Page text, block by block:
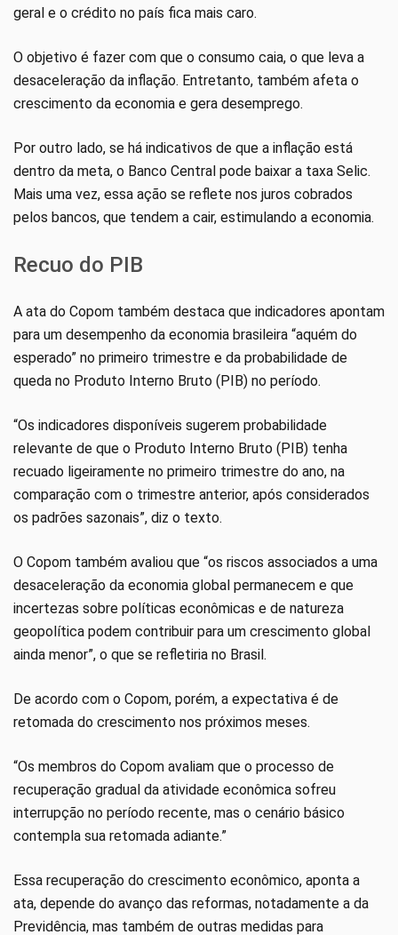
geral e o crédito no país fica mais caro.
O objetivo é fazer com que o consumo caia, o que leva a
desaceleração da inflação. Entretanto, também afeta o
crescimento da economia e gera desemprego.
Por outro lado, se há indicativos de que a inflação está
dentro da meta, o Banco Central pode baixar a taxa Selic.
Mais uma vez, essa ação se reflete nos juros cobrados
pelos bancos, que tendem a cair, estimulando a economia.
Recuo do PIB
A ata do Copom também destaca que indicadores apontam
para um desempenho da economia brasileira “aquém do
esperado” no primeiro trimestre e da probabilidade de
queda no Produto Interno Bruto (PIB) no período.
“Os indicadores disponíveis sugerem probabilidade
relevante de que o Produto Interno Bruto (PIB) tenha
recuado ligeiramente no primeiro trimestre do ano, na
comparação com o trimestre anterior, após considerados
os padrões sazonais”, diz o texto.
O Copom também avaliou que “os riscos associados a uma
desaceleração da economia global permanecem e que
incertezas sobre políticas econômicas e de natureza
geopolítica podem contribuir para um crescimento global
ainda menor”, o que se refletiria no Brasil.
De acordo com o Copom, porém, a expectativa é de
retomada do crescimento nos próximos meses.
“Os membros do Copom avaliam que o processo de
recuperação gradual da atividade econômica sofreu
interrupção no período recente, mas o cenário básico
contempla sua retomada adiante.”
Essa recuperação do crescimento econômico, aponta a
ata, depende do avanço das reformas, notadamente a da
Previdência, mas também de outras medidas para